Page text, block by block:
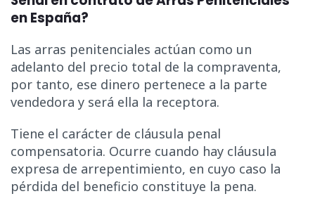
en España?
Las arras penitenciales actúan como un
adelanto del precio total de la compraventa,
por tanto, ese dinero pertenece a la parte
vendedora y será ella la receptora.
Tiene el carácter de cláusula penal
compensatoria. Ocurre cuando hay cláusula
expresa de arrepentimiento, en cuyo caso la
pérdida del beneficio constituye la pena.